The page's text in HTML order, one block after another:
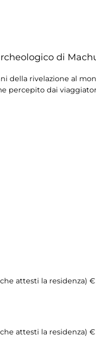
di
della rivelazione al
percepito dai
attesti la residenza) €
attesti la residenza) €